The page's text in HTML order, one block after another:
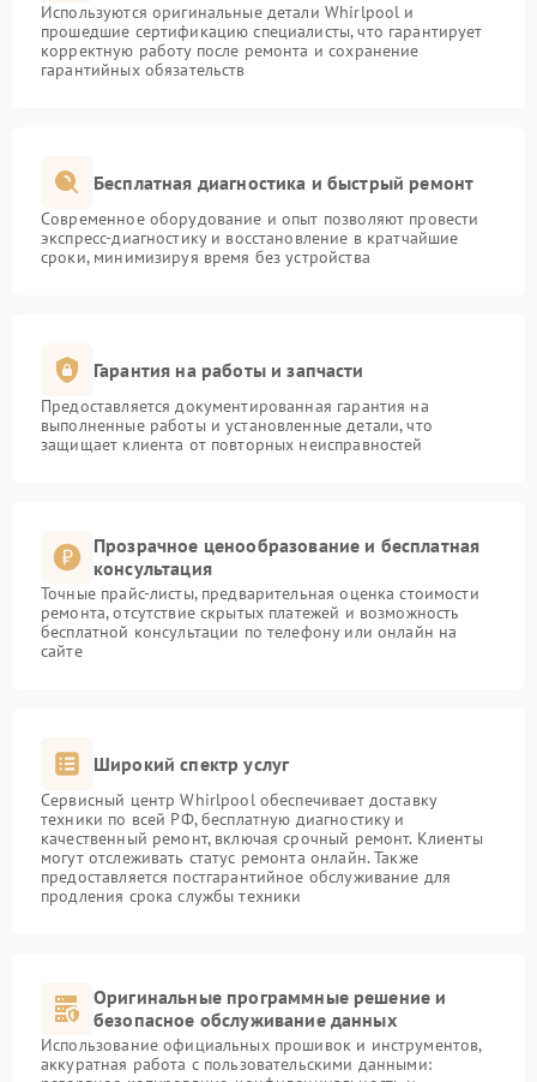
Используются оригинальные детали Whirlpool и
прошедшие сертификацию специалисты, что гарантирует
корректную работу после ремонта и сохранение
гарантийных обязательств
Бесплатная диагностика и быстрый ремонт
Современное оборудование и опыт позволяют провести
экспресс-диагностику и восстановление в кратчайшие
сроки, минимизируя время без устройства
Гарантия на работы и запчасти
Предоставляется документированная гарантия на
выполненные работы и установленные детали, что
защищает клиента от повторных неисправностей
Прозрачное ценообразование и бесплатная
консультация
Точные прайс-листы, предварительная оценка стоимости
ремонта, отсутствие скрытых платежей и возможность
бесплатной консультации по телефону или онлайн на
сайте
Широкий спектр услуг
Сервисный центр Whirlpool обеспечивает доставку
техники по всей РФ, бесплатную диагностику и
качественный ремонт, включая срочный ремонт. Клиенты
могут отслеживать статус ремонта онлайн. Также
предоставляется постгарантийное обслуживание для
продления срока службы техники
Оригинальные программные решение и
безопасное обслуживание данных
Использование официальных прошивок и инструментов,
аккуратная работа с пользовательскими данными: